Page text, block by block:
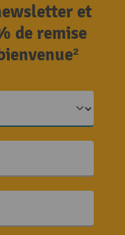
et
de remise